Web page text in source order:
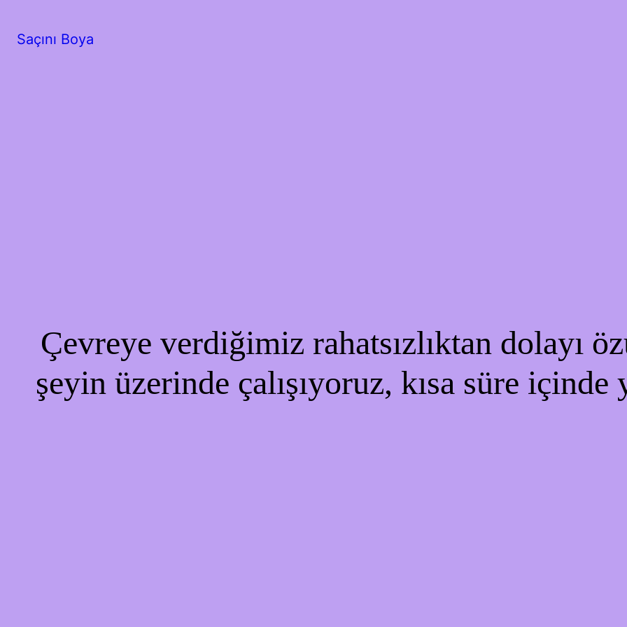
Saçını Boya
Çevreye verdiğimiz rahatsızlıktan dolayı
şeyin üzerinde çalışıyoruz, kısa süre